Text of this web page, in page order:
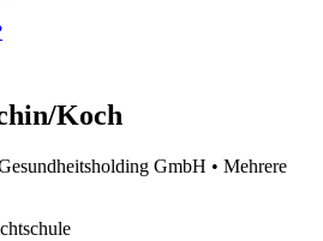
Koch
GmbH • Mehrere